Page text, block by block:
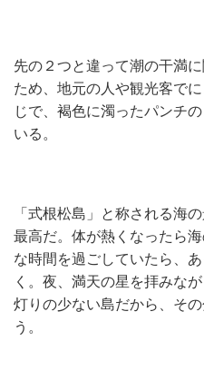
先の２つと違って潮の干満
ため、地元の人や観光客で
じで、褐色に濁ったパンチ
いる。
「式根松島」と称される海
最高だ。体が熱くなったら
な時間を過ごしていたら、
く。夜、満天の星を拝みな
灯りの少ない島だから、そ
う。